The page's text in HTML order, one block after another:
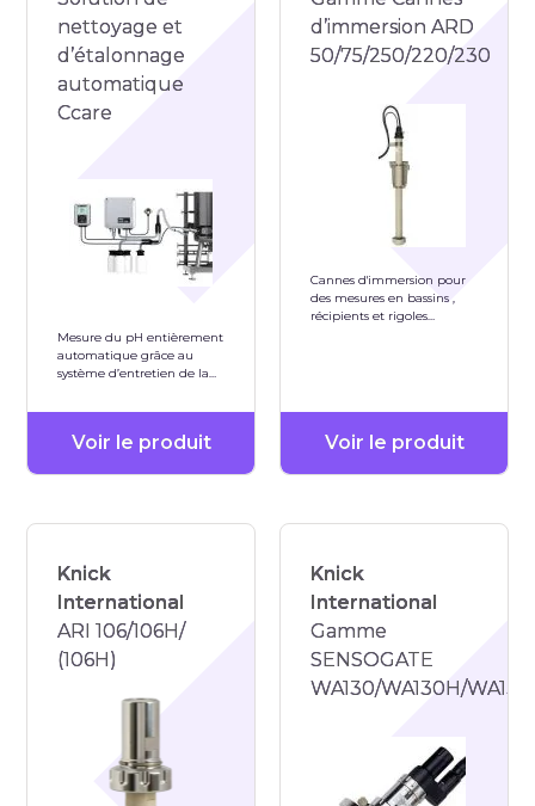
nettoyage et
d’étalonnage
automatique
Ccare
Mesure du pH entièrement
automatique grâce au
système d’entretien de la
Voir le produit
d’immersion ARD
50/75/250/220/230
Cannes d'immersion pour
des mesures en bassins ,
récipients et rigoles
Voir le produit
Knick
International
ARI 106/106H/
(106H)
Knick
International
Gamme
SENSOGATE
WA130/WA130H/